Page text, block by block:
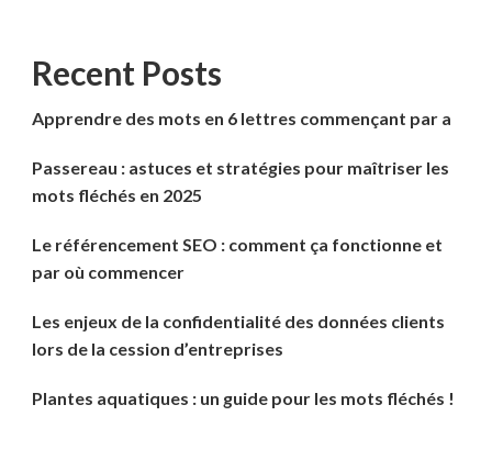
Recent Posts
Apprendre des mots en 6 lettres commençant par a
Passereau : astuces et stratégies pour maîtriser les
mots fléchés en 2025
Le référencement SEO : comment ça fonctionne et
par où commencer
Les enjeux de la confidentialité des données clients
lors de la cession d’entreprises
Plantes aquatiques : un guide pour les mots fléchés !